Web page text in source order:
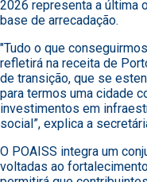
2026 representa a última
base de arrecadação.
"Tudo o que
refletirá na receita de
de transição, que se
para termos uma cidade
investimentos em
social”, explica a
O POAISS integra um
voltadas ao